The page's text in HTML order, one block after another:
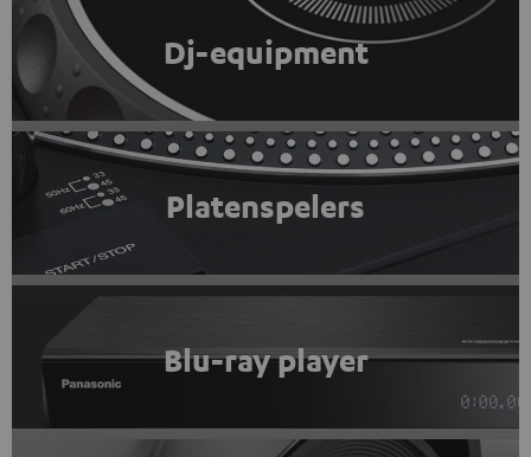
Dj-equipment
Platenspelers
Blu-ray player